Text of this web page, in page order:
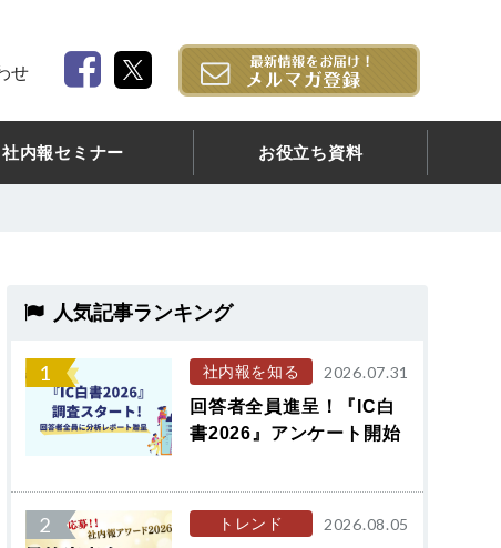
せ
社内報セミナー お役立ち資料
人気記事ランキング
1 社内報を知る
2026.07.31
回答者全員進呈！『IC白
書2026』アンケート開始
2 トレンド
2026.08.05